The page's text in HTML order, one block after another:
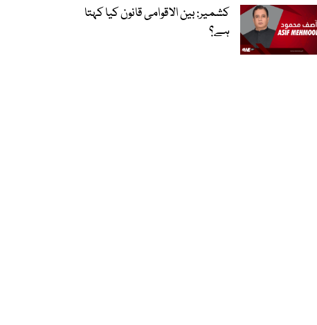
کشمیر: بین الاقوامی قانون کیا کہتا
ہے؟